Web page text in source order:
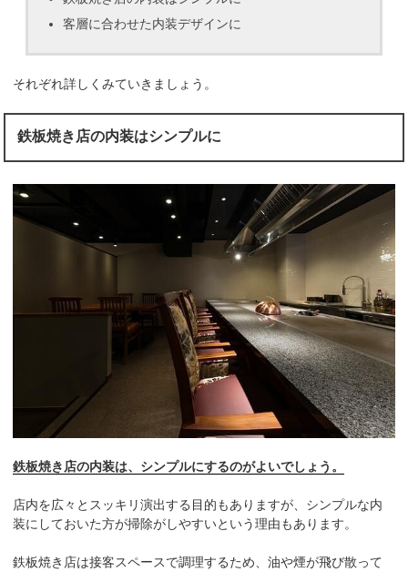
客層に合わせた内装デザインに
それぞれ詳しくみていきましょう。
鉄板焼き店の内装はシンプルに
鉄板焼き店の内装は、シンプルにするのがよいでしょう。
店内を広々とスッキリ演出する目的もありますが、シンプルな内
装にしておいた方が掃除がしやすいという理由もあります。
鉄板焼き店は接客スペースで調理するため、油や煙が飛び散って